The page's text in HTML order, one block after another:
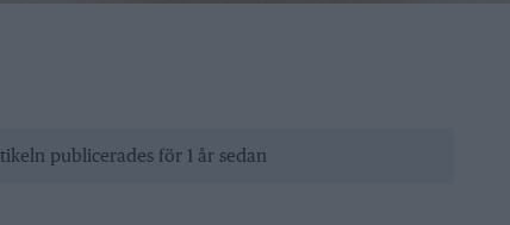
publicerades för 1 år sedan